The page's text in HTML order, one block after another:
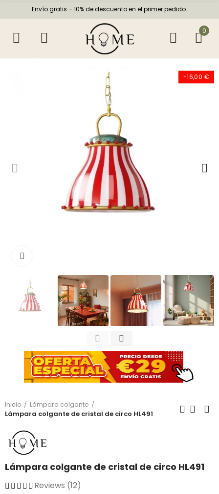
Envío gratis – 10% de descuento en el primer pedido.
0
-16,00 €
Inicio
Lámpara colgante
Lámpara colgante de cristal de circo HL491
Lámpara colgante de cristal de circo HL491
Reviews (12)